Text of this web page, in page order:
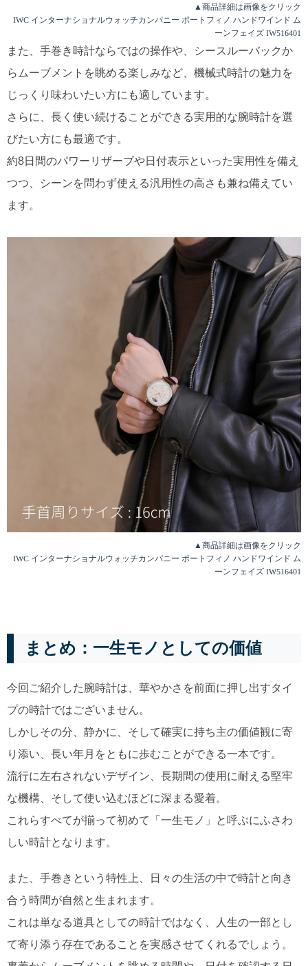
▲商品詳細は画像をクリック
IWC インターナショナルウォッチカンパニー ポートフィノ ハンドワインド ム
ーンフェイズ IW516401
また、手巻き時計ならではの操作や、シースルーバックか
らムーブメントを眺める楽しみなど、機械式時計の魅力を
じっくり味わいたい方にも適しています。
さらに、長く使い続けることができる実用的な腕時計を選
びたい方にも最適です。
約8日間のパワーリザーブや日付表示といった実用性を備え
つつ、シーンを問わず使える汎用性の高さも兼ね備えてい
ます。
▲商品詳細は画像をクリック
IWC インターナショナルウォッチカンパニー ポートフィノ ハンドワインド ム
ーンフェイズ IW516401
まとめ：一生モノとしての価値
今回ご紹介した腕時計は、華やかさを前面に押し出すタイ
プの時計ではございません。
しかしその分、静かに、そして確実に持ち主の価値観に寄
り添い、長い年月をともに歩むことができる一本です。
流行に左右されないデザイン、長期間の使用に耐える堅牢
な機構、そして使い込むほどに深まる愛着。
これらすべてが揃って初めて「一生モノ」と呼ぶにふさわ
しい時計となります。
また、手巻きという特性上、日々の生活の中で時計と向き
合う時間が自然と生まれます。
これは単なる道具としての時計ではなく、人生の一部とし
て寄り添う存在であることを実感させてくれるでしょう。